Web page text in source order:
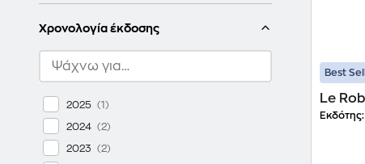
Χρονολογία έκδοσης
2025
2024
2023
Best
Le
Εκδότης: